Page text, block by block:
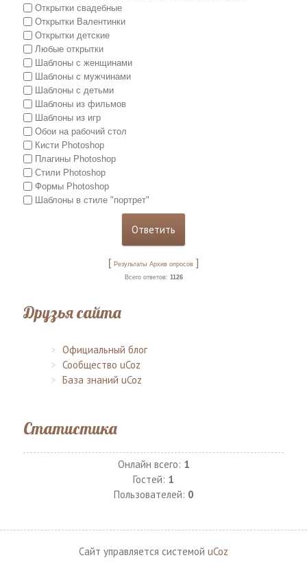
Открытки свадебные
Открытки Валентинки
Открытки детские
Любые открытки
Шаблоны с женщинами
Шаблоны с мужчинами
Шаблоны с детьми
Шаблоны из фильмов
Шаблоны из игр
Обои на рабочий стол
Кисти Photoshop
Плагины Photoshop
Стили Photoshop
Формы Photoshop
Шаблоны в стиле "портрет"
[ Результаты Архив опросов ]
Всего ответов: 1126
Друзья сайта
Официальный блог
Сообщество uCoz
База знаний uCoz
Статистика
Онлайн всего: 1
Гостей: 1
Пользователей: 0
Сайт управляется системой uCoz